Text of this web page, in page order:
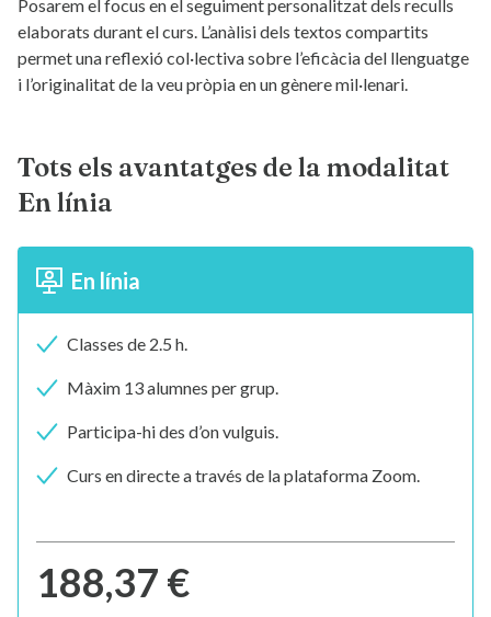
Posarem el focus en el seguiment personalitzat dels reculls
elaborats durant el curs. L’anàlisi dels textos compartits
permet una reflexió col·lectiva sobre l’eficàcia del llenguatge
i l’originalitat de la veu pròpia en un gènere mil·lenari.
Tots els avantatges de la modalitat
En línia
En línia
Classes de 2.5 h.
Màxim 13 alumnes per grup.
Participa-hi des d’on vulguis.
Curs en directe a través de la plataforma Zoom.
188,37 €